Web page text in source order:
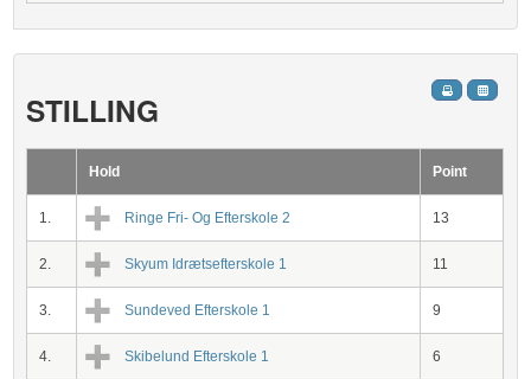
STILLING
Hold Point
1. Ringe Fri- Og Efterskole 2 13
2. Skyum Idrætsefterskole 1 11
3. Sundeved Efterskole 1 9
4. Skibelund Efterskole 1 6